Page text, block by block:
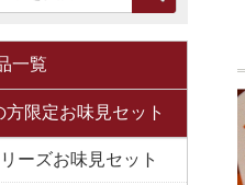
一覧
方限定お味見セット
ーズお味見セット